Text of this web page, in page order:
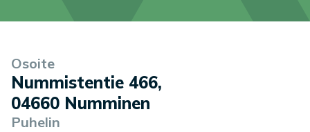
Yrityksen tiedot
Osoite
Nummistentie 466,
04660 Numminen
Puhelin
Palvelukuvaus